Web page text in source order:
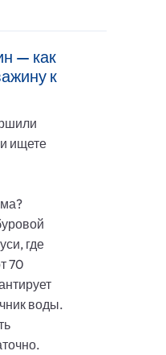
— как
к
ищете
где
70
воды.